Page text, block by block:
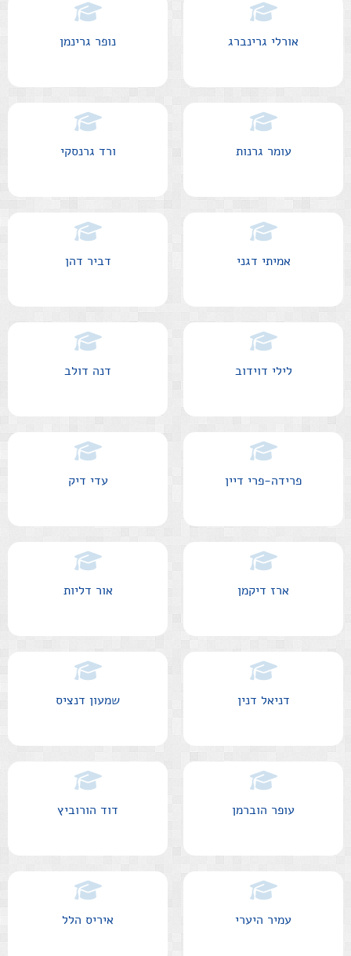
אורלי גרינברג נופר גרינמן
עומר גרנות ורד גרנסקי
אמיתי דגני דביר דהן
לילי דוידוב דנה דולב
פרידה-פרי דיין עדי דיק
ארז דיקמן אור דליות
דניאל דנין שמעון דנציס
עופר הוברמן דוד הורוביץ
עמיר היערי איריס הלל